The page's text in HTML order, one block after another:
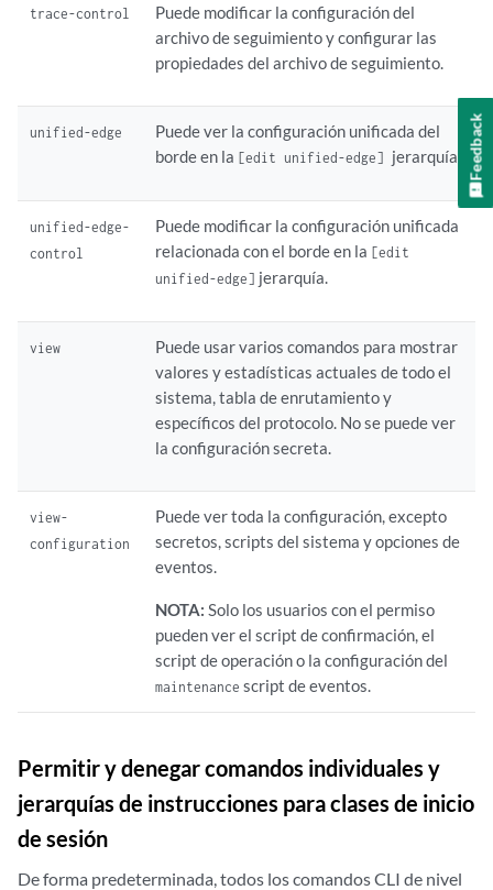
trace-control
Puede modificar la configuración del
archivo de seguimiento y configurar las
propiedades del archivo de seguimiento.
unified-edge
Puede ver la configuración unificada del
borde en la [edit unified-edge] jerarquía.
unified-edge-
control
Puede modificar la configuración unificada
relacionada con el borde en la [edit
unified-edge] jerarquía.
view
Puede usar varios comandos para mostrar
valores y estadísticas actuales de todo el
sistema, tabla de enrutamiento y
específicos del protocolo. No se puede ver
la configuración secreta.
view-
configuration
Puede ver toda la configuración, excepto
secretos, scripts del sistema y opciones de
eventos.
NOTA: Solo los usuarios con el permiso
pueden ver el script de confirmación, el
script de operación o la configuración del
maintenance script de eventos.
Permitir y denegar comandos individuales y
jerarquías de instrucciones para clases de inicio
de sesión
De forma predeterminada, todos los comandos CLI de nivel
Feedback